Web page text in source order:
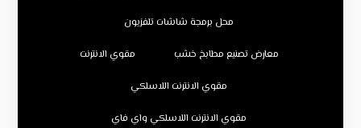
محل برمجة شاشات تلفزيون
معارض تصنيع مطابخ خشب مقوي الانترنت
مقوي الانترنت اللاسلكي
مقوي الانترنت اللاسلكي واي فاي